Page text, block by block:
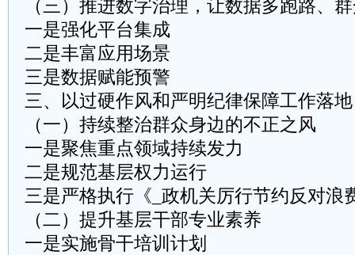
（三）推进数字治理，让数据多跑路、
一是强化平台集成
二是丰富应用场景
三是数据赋能预警
三、以过硬作风和严明纪律保障工作落地
（一）持续整治群众身边的不正之风
一是聚焦重点领域持续发力
二是规范基层权力运行
三是严格执行《_政机关厉行节约反对浪
（二）提升基层干部专业素养
一是实施骨干培训计划